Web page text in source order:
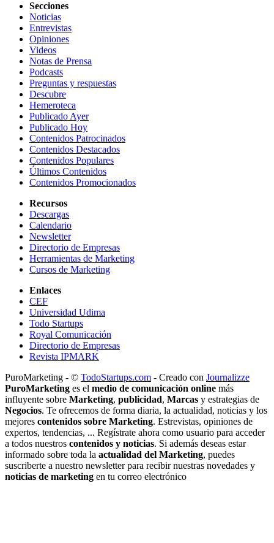
Secciones
Noticias
Entrevistas
Opiniones
Videos
Notas de Prensa
Podcasts
Preguntas y respuestas
Descubre
Hemeroteca
Publicado Ayer
Publicado Hoy
Contenidos Patrocinados
Contenidos Destacados
Contenidos Populares
Últimos Contenidos
Contenidos Promocionados
Recursos
Descargas
Calendario
Newsletter
Directorio de Empresas
Herramientas de Marketing
Cursos de Marketing
Enlaces
CEF
Universidad Udima
Todo Startups
Royal Comunicación
Directorio de Empresas
Revista IPMARK
PuroMarketing - © TodoStartups.com - Creado con Journalizze
PuroMarketing es el medio de comunicación online más
influyente sobre Marketing, publicidad, Marcas y estrategias de
Negocios. Te ofrecemos de forma diaria, la actualidad, noticias y los
mejores contenidos sobre Marketing. Estrevistas, opiniones de
expertos, tendencias, ... Regístrate ahora como usuario para acceder
a todos nuestros contenidos y noticias. Si además deseas estar
informado sobre toda la actualidad del Marketing, puedes
suscriberte a nuestro newsletter para recibir nuestras novedades y
noticias de marketing en tu correo electrónico